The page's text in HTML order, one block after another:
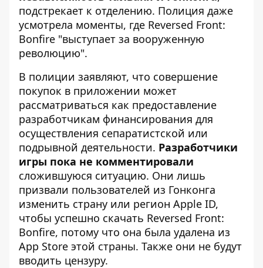
подстрекает к отделению. Полиция даже
усмотрела моменты, где Reversed Front:
Bonfire "выступает за вооруженную
революцию".
В полиции заявляют, что совершение
покупок в приложении может
рассматриваться как предоставление
разработчикам финансирования для
осуществления сепаратистской или
подрывной деятельности. Разработчики
игры пока не комментировали
сложившуюся ситуацию. Они лишь
призвали пользователей из Гонконга
изменить страну или регион Apple ID,
чтобы успешно скачать Reversed Front:
Bonfire, потому что она была удалена из
App Store этой страны. Также они не будут
вводить цензуру.